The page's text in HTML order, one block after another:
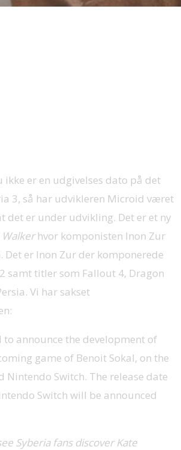
ikke er en udgivelses dato på det
3, så har udvikleren Microid været
det er under udvikling. Det er et ny
Walkerhvor komponisten Inon Zur
Det er Inon Zur der komponerede
samt titler som Fallout 4, Dragon
Vi har sakset
announce the development of
game of Benoit Sokal, on the
Nintendo Switch. The release date
Switch will be announced
Syberia fans discover Kate